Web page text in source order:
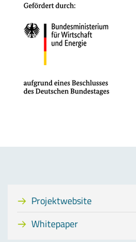
Projektwebsite
Whitepaper